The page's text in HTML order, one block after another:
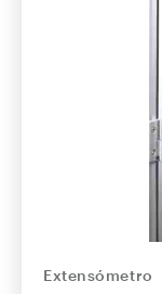
Extensómetro